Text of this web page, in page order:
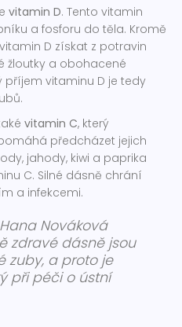
vitamin D. Tento vitamin
a fosforu do těla. Kromě
D získat z potravin
žloutky a obohacené
příjem vitaminu D je tedy
vitamin C, který
předcházet jejich
jahody, kiwi a paprika
C. Silné dásně chrání
a infekcemi.
Nováková
zdravé dásně jsou
zuby, a proto je
při péči o ústní